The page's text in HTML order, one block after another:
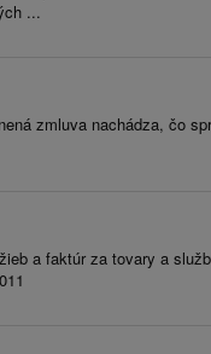
...
zmluva nachádza, čo
a faktúr za tovary a